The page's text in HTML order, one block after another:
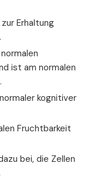
Erhaltung
ist am normalen
kognitiver
Fruchtbarkeit
bei, die Zellen